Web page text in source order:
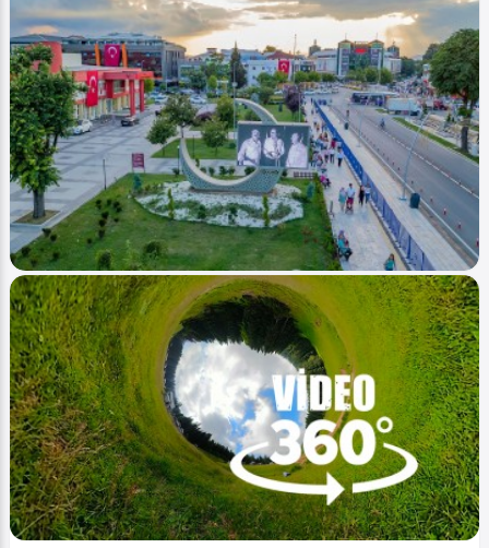
Image Yaylalar - Plateaus
Düzce Kızık Yaylası - Duzce Kizik Plateau (Hava
- Air)
0 4432 0
Image Şehir Merkezi - City Centrum
Düzce Şehir Merkezi - Duzce City Centrum
0 20554 1